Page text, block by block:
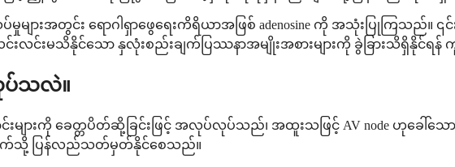
များအတွင်း ရောဂါရှာဖွေရေးကိရိယာအဖြစ် adenosine ကို အသုံးပြုကြသ
းလင်းမသိနိုင်သော နှလုံးစည်းချက်ပြဿနာအမျိုးအစားများကို ခွဲခြားသိရှိနိုင်ရ
ပ်သလဲ။
င်းများကို ခေတ္တပိတ်ဆို့ခြင်းဖြင့် အလုပ်လုပ်သည်၊ အထူးသဖြင့် AV node ဟုခေ
းချက်သို့ ပြန်လည်သတ်မှတ်နိုင်စေသည်။